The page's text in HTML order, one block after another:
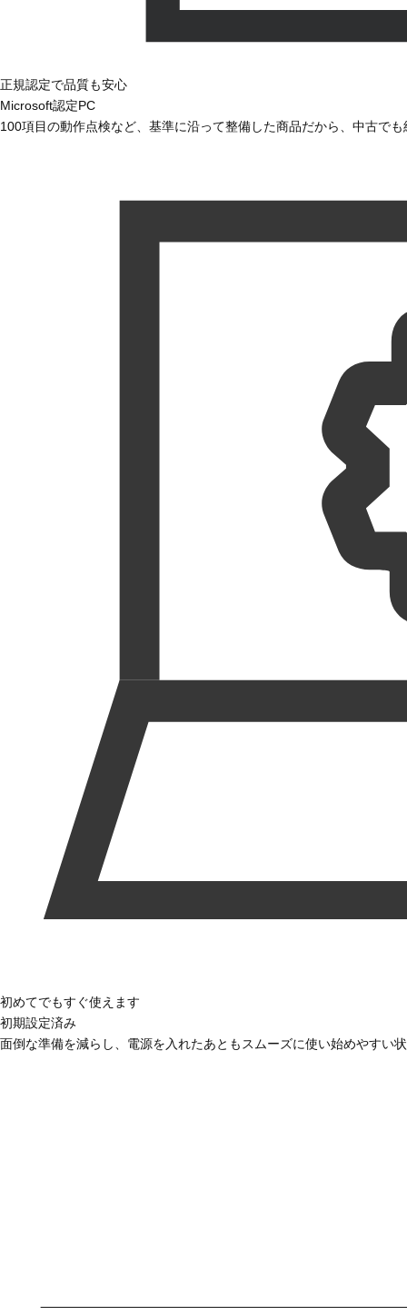
正規認定で品質も安心
Microsoft認定PC
100項目の動作点検など、基準に沿って整備した商品だから、中古で
初めてでもすぐ使えます
初期設定済み
面倒な準備を減らし、電源を入れたあともスムーズに使い始めやすい